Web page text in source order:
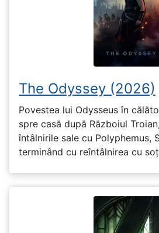
The Odyssey (2026)
Povestea lui Odysseus în
spre casă după Războiul
întâlnirile sale cu Polyphemus,
terminând cu reîntâlnirea cu